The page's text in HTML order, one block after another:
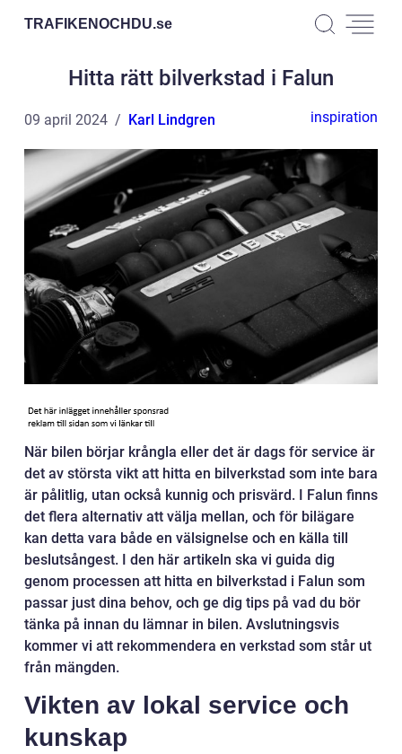
TRAFIKENOCHDU.se
Hitta rätt bilverkstad i Falun
09 april 2024 Karl Lindgren inspiration
När bilen börjar krångla eller det är dags för service är
det av största vikt att hitta en bilverkstad som inte bara
är pålitlig, utan också kunnig och prisvärd. I Falun finns
det flera alternativ att välja mellan, och för bilägare
kan detta vara både en välsignelse och en källa till
beslutsångest. I den här artikeln ska vi guida dig
genom processen att hitta en bilverkstad i Falun som
passar just dina behov, och ge dig tips på vad du bör
tänka på innan du lämnar in bilen. Avslutningsvis
kommer vi att rekommendera en verkstad som står ut
från mängden.
Vikten av lokal service och
kunskap